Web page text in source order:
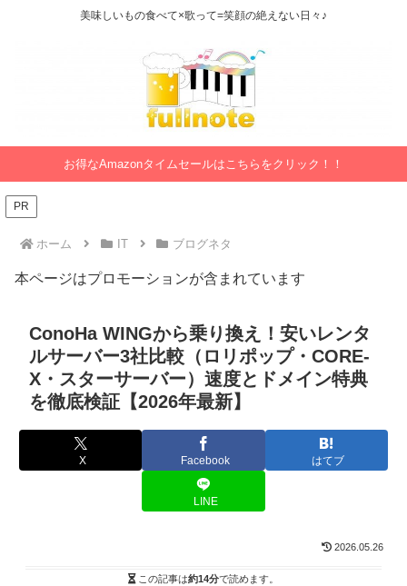
美味しいもの食べて×歌って=笑顔の絶えない日々♪
お得なAmazonタイムセールはこちらをクリック！！
PR
ホーム IT ブログネタ
本ページはプロモーションが含まれています
ConoHa WINGから乗り換え！安いレンタ
ルサーバー3社比較（ロリポップ・CORE-
X・スターサーバー）速度とドメイン特典
を徹底検証【2026年最新】
X Facebook はてブ
LINE
2026.05.26
この記事は約14分で読めます。